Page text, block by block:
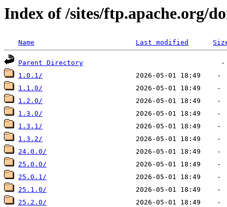
Index of /sites/ftp.apache.org/
Name Last modified
Parent Directory
1.0.1/
1.1.0/
1.2.0/
1.3.0/
1.3.1/
1.3.2/
24.0.0/
25.0.0/
25.0.1/
25.1.0/
25.2.0/